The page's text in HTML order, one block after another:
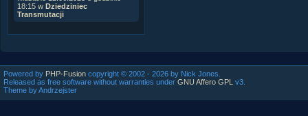
18:15 w Dziedziniec
Transmutacji
Powered by PHP-Fusion copyright © 2002 - 2026 by Nick Jones.
Released as free software without warranties under GNU Affero GPL
v3.
Theme by Andrzejster